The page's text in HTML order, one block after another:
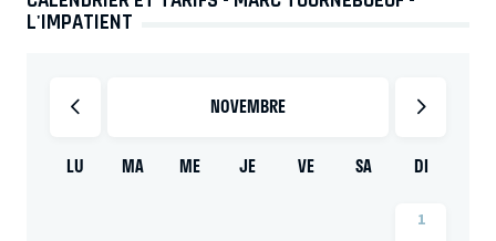
L'IMPATIENT
NOVEMBRE
LU MA ME JE VE SA DI
1